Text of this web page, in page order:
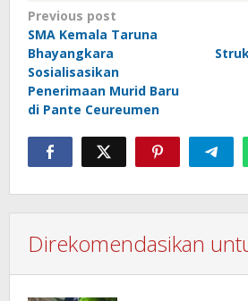
Post
navigation
Previous post
SMA Kemala Taruna
Bhayangkara
Sosialisasikan
Penerimaan Murid Baru
di Pante Ceureumen
Direkomendasikan